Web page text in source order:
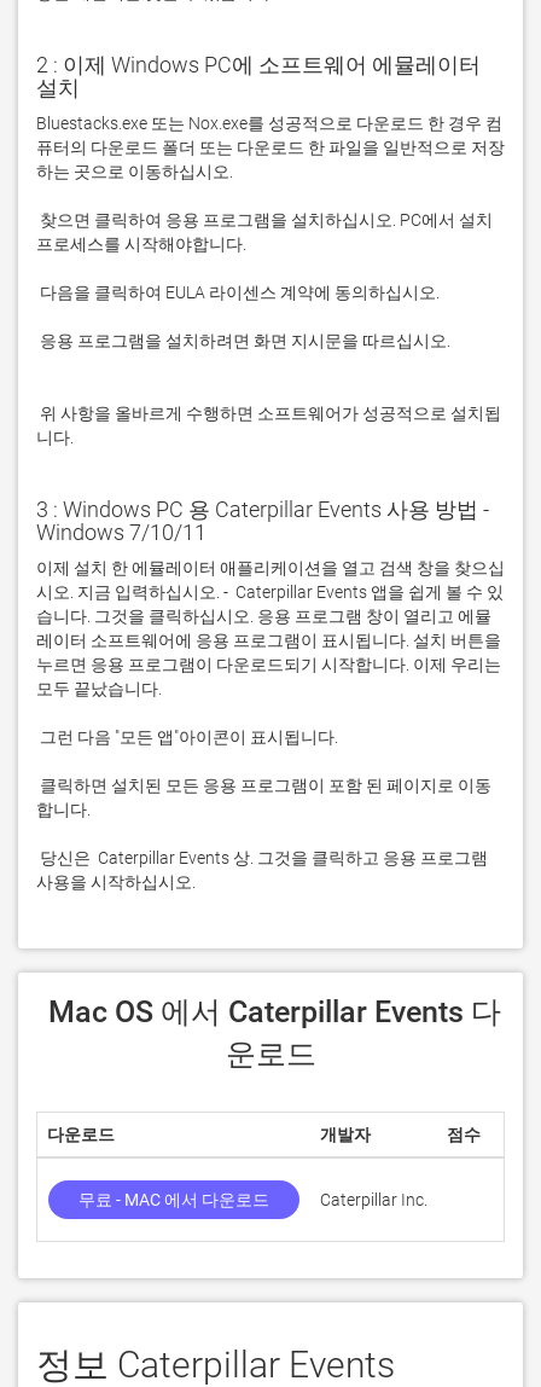
2 : 이제 Windows PC에 소프트웨어 에뮬레이터
설치
Bluestacks.exe 또는 Nox.exe를 성공적으로 다운로드 한 경우 컴
퓨터의 다운로드 폴더 또는 다운로드 한 파일을 일반적으로 저장
니다.
3 : Windows PC 용 Caterpillar Events 사용 방법 -
Windows 7/10/11
이제 설치 한 에뮬레이터 애플리케이션을 열고 검색 창을 찾으십
시오. 지금 입력하십시오. -  Caterpillar Events 앱을 쉽게 볼 수 있
습니다. 그것을 클릭하십시오. 응용 프로그램 창이 열리고 에뮬
레이터 소프트웨어에 응용 프로그램이 표시됩니다. 설치 버튼을
누르면 응용 프로그램이 다운로드되기 시작합니다. 이제 우리는
사용을 시작하십시오.
운로드
다운로드 개발자 점수
무료 - MAC 에서 다운로드 Caterpillar Inc.
정보 Caterpillar Events